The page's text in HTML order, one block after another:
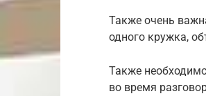
Также очень
одного кружка,
Также
во время